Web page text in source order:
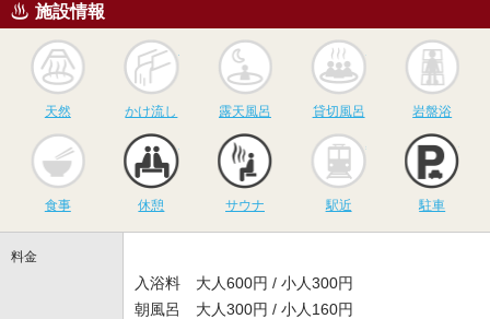
施設情報
天然
かけ流し
かけ流し
露天風呂
露天風呂
貸切風呂
貸切風呂 岩盤浴
食事 休憩
サウナ
サウナ 駅近 駐車
料金
入浴料 大人600円 / 小人300円
朝風呂 大人300円 / 小人160円